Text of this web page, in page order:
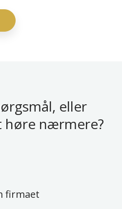
eller
høre nærmere?
firmaet